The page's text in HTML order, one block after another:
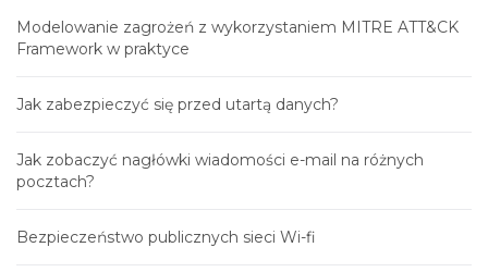
Modelowanie zagrożeń z wykorzystaniem MITRE ATT&CK
Framework w praktyce
Jak zabezpieczyć się przed utartą danych?
Jak zobaczyć nagłówki wiadomości e-mail na różnych
pocztach?
Bezpieczeństwo publicznych sieci Wi-fi